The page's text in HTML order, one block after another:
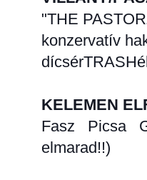
"THE
konzervatív
KELEMEN
Fasz Picsa
elmarad!!)